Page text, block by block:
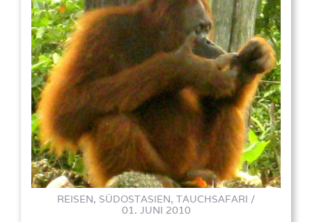
REISEN, SÜDOSTASIEN, TAUCHSAFARI /
01. JUNI 2010